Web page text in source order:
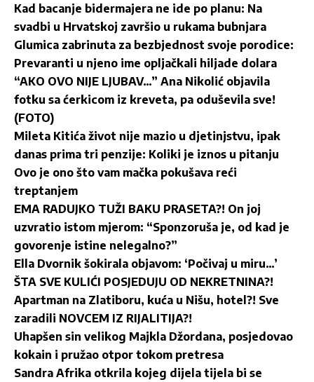
Kad bacanje bidermajera ne ide po planu: Na
svadbi u Hrvatskoj završio u rukama bubnjara
Glumica zabrinuta za bezbjednost svoje porodice:
Prevaranti u njeno ime opljačkali hiljade dolara
“AKO OVO NIJE LJUBAV…” Ana Nikolić objavila
fotku sa ćerkicom iz kreveta, pa oduševila sve!
(FOTO)
Mileta Kitića život nije mazio u djetinjstvu, ipak
danas prima tri penzije: Koliki je iznos u pitanju
Ovo je ono što vam mačka pokušava reći
treptanjem
EMA RADUJKO TUŽI BAKU PRASETA?! On joj
uzvratio istom mjerom: “Sponzoruša je, od kad je
govorenje istine nelegalno?”
Ella Dvornik šokirala objavom: ‘Počivaj u miru…’
ŠTA SVE KULIĆI POSJEDUJU OD NEKRETNINA?!
Apartman na Zlatiboru, kuća u Nišu, hotel?! Sve
zaradili NOVCEM IZ RIJALITIJA?!
Uhapšen sin velikog Majkla Džordana, posjedovao
kokain i pružao otpor tokom pretresa
Sandra Afrika otkrila kojeg dijela tijela bi se